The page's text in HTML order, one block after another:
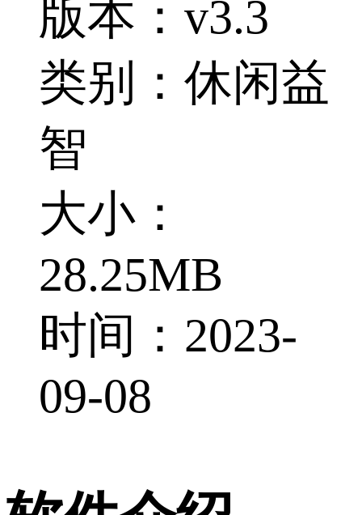
版本：v3.3
类别：休闲益
智
大小：
28.25MB
时间：2023-
09-08